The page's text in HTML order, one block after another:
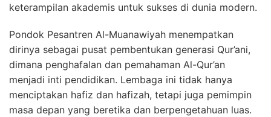
keterampilan akademis untuk sukses di dunia modern.
Pondok Pesantren Al-Muanawiyah menempatkan
dirinya sebagai pusat pembentukan generasi Qur’ani,
dimana penghafalan dan pemahaman Al-Qur’an
menjadi inti pendidikan. Lembaga ini tidak hanya
menciptakan hafiz dan hafizah, tetapi juga pemimpin
masa depan yang beretika dan berpengetahuan luas.